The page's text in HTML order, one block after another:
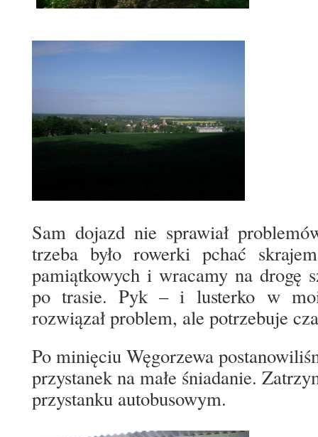
Sam dojazd nie sprawiał
trzeba było rowerki pchać
pamiątkowych i wracamy na drogę
po trasie. Pyk – i lusterko w
rozwiązał problem, ale potrzebuje
Po minięciu Węgorzewa
przystanek na małe śniadanie.
przystanku autobusowym.